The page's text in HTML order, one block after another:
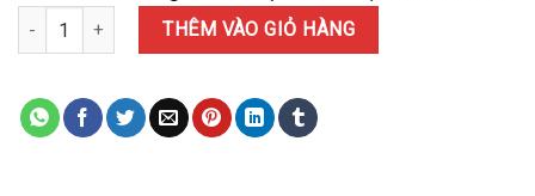
Đồng Hồ Patek Philippe Nautilus 5711R-001 Mặt Xám Bọc Vàng
THÊM VÀO GIỎ HÀNG